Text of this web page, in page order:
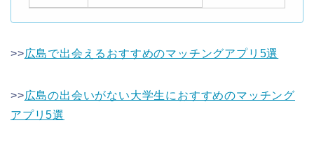
>>広島で出会えるおすすめのマッチングアプリ5選
>>広島の出会いがない大学生におすすめのマッチング
アプリ5選